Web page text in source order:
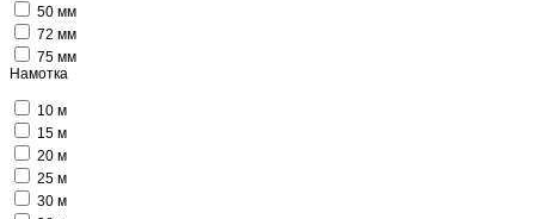
50 мм
72 мм
75 мм
Намотка
10 м
15 м
20 м
25 м
30 м